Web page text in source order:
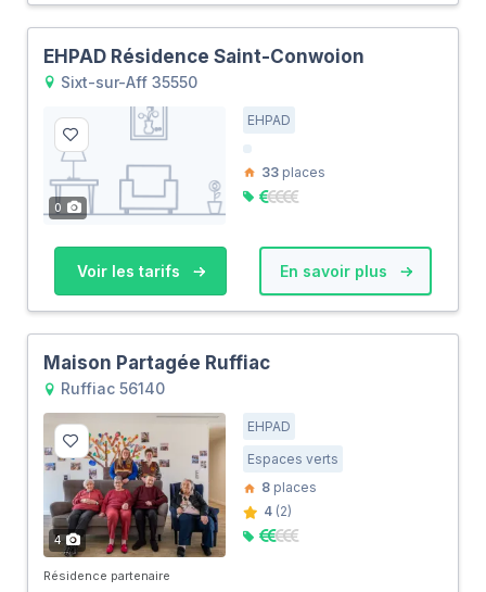
EHPAD Résidence Saint-Conwoion
Sixt-sur-Aff 35550
0
EHPAD
33 places
Voir les tarifs En savoir plus
Maison Partagée Ruffiac
Ruffiac 56140
4
EHPAD
Espaces verts
8 places
4 (2)
Résidence partenaire